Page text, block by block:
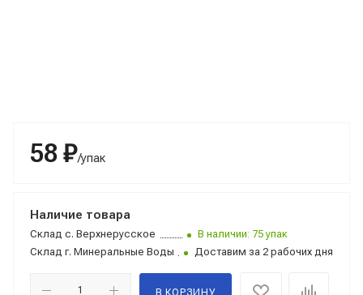
58 ₽/упак
Наличие товара
Склад с. Верхнерусское
В наличии: 75 упак
Склад г. Минеральные Воды Доставим за 2 рабочих дня
В КОРЗИНУ